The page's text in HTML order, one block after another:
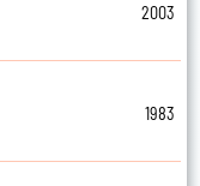
2003
1983